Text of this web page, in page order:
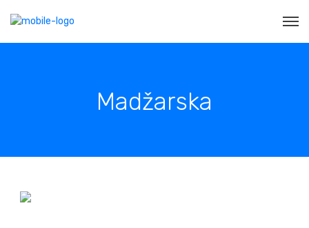
Madžarska